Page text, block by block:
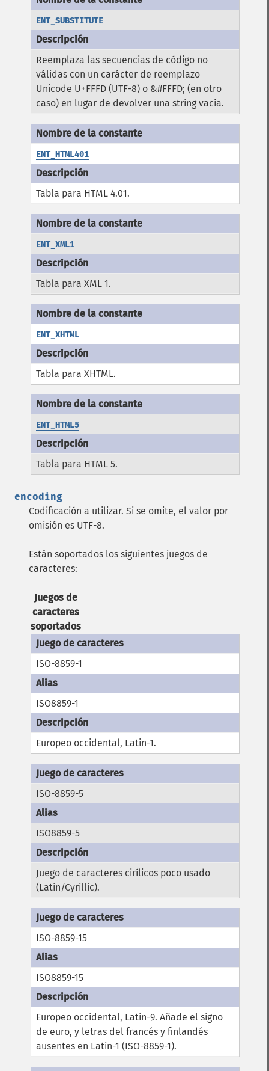
ENT_SUBSTITUTE
Reemplaza las secuencias de código no
válidas con un carácter de reemplazo
Unicode U+FFFD (UTF-8) o &#FFFD; (en otro
caso) en lugar de devolver una string vacía.
ENT_HTML401
Tabla para HTML 4.01.
ENT_XML1
Tabla para XML 1.
ENT_XHTML
Tabla para XHTML.
ENT_HTML5
Tabla para HTML 5.
encoding
Codificación a utilizar. Si se omite, el valor por
omisión es UTF-8.
Están soportados los siguientes juegos de
caracteres:
Juegos de
caracteres
soportados
ISO-8859-1
ISO8859-1
Europeo occidental, Latin-1.
ISO-8859-5
ISO8859-5
Juego de caracteres cirílicos poco usado
(Latin/Cyrillic).
ISO-8859-15
ISO8859-15
Europeo occidental, Latin-9. Añade el signo
de euro, y letras del francés y finlandés
ausentes en Latin-1 (ISO-8859-1).